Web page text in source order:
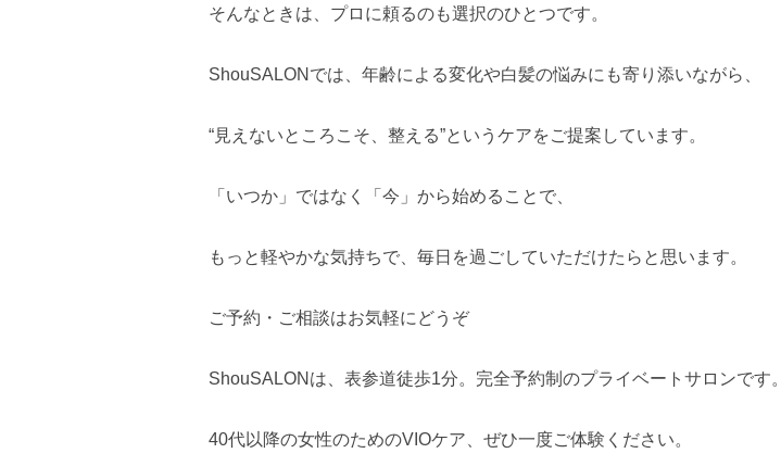
そんなときは、プロに頼るのも選択のひとつです。
ShouSALONでは、年齢による変化や白髪の悩みにも寄り添いながら、
“見えないところこそ、整える”というケアをご提案しています。
「いつか」ではなく「今」から始めることで、
もっと軽やかな気持ちで、毎日を過ごしていただけたらと思います。
ご予約・ご相談はお気軽にどうぞ
ShouSALONは、表参道徒歩1分。完全予約制のプライベートサロンです。
40代以降の女性のためのVIOケア、ぜひ一度ご体験ください。